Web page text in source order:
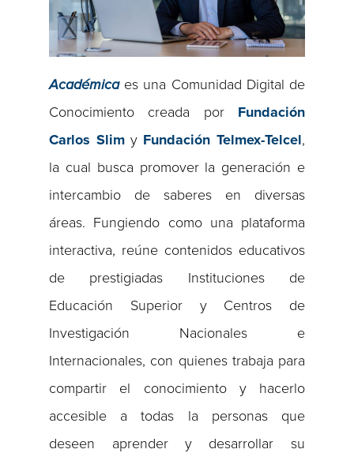
Académicaes una Comunidad Digital de
Conocimiento creada por Fundación
Carlos Slimy Fundación Telmex-Telcel,
la cual busca promover la generación e
intercambio de saberes en diversas
áreas. Fungiendo como una plataforma
interactiva, reúne contenidos educativos
de prestigiadas Instituciones de
Educación Superior y Centros de
Investigación Nacionales e
Internacionales, con quienes trabaja para
compartir el conocimiento y hacerlo
accesible a todas la personas que
deseen aprender y desarrollar su